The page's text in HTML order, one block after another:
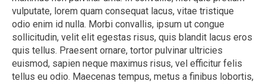
vulputate, lorem quam consequat lacus, vitae tristique
odio enim id nulla. Morbi convallis, ipsum ut congue
sollicitudin, velit elit egestas risus, quis blandit lacus eros
quis tellus. Praesent ornare, tortor pulvinar ultricies
euismod, sapien neque maximus risus, vel efficitur felis
tellus eu odio. Maecenas tempus, metus a finibus lobortis,